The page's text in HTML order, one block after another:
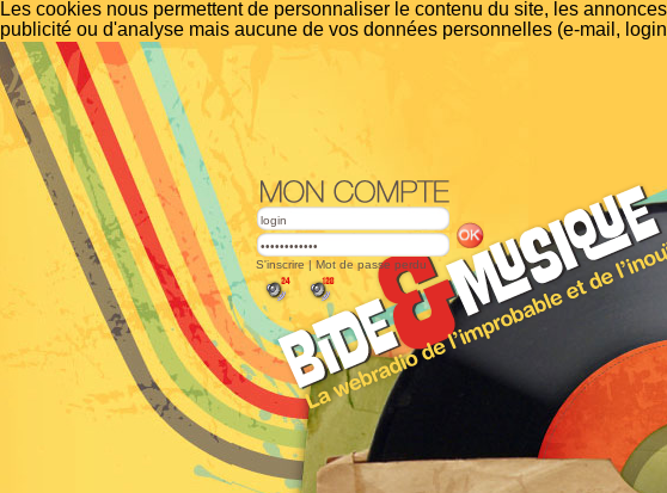
Les cookies nous permettent de personnaliser le contenu du site, les
publicité ou d'analyse mais aucune de vos données personnelles (e-mail,
S'inscrire | Mot de passe perdu